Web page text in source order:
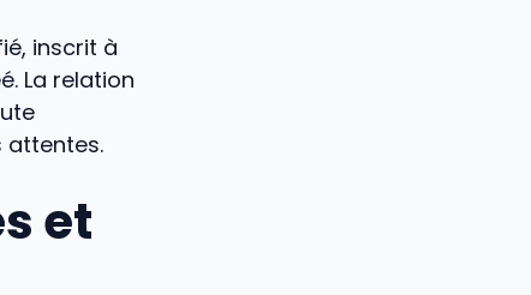
inscrit à
La relation
attentes.
et